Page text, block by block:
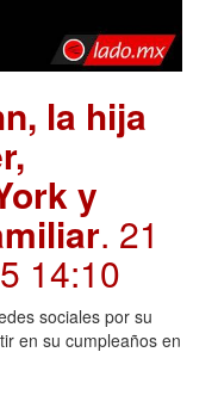
la hija
y
. 21
14:10
sociales por su
en su cumpleaños en